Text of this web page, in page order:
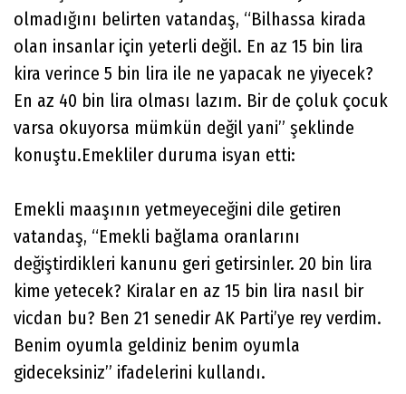
olmadığını belirten vatandaş, “Bilhassa kirada
olan insanlar için yeterli değil. En az 15 bin lira
kira verince 5 bin lira ile ne yapacak ne yiyecek?
En az 40 bin lira olması lazım. Bir de çoluk çocuk
varsa okuyorsa mümkün değil yani” şeklinde
konuştu.Emekliler duruma isyan etti:
Emekli maaşının yetmeyeceğini dile getiren
vatandaş, “Emekli bağlama oranlarını
değiştirdikleri kanunu geri getirsinler. 20 bin lira
kime yetecek? Kiralar en az 15 bin lira nasıl bir
vicdan bu? Ben 21 senedir AK Parti’ye rey verdim.
Benim oyumla geldiniz benim oyumla
gideceksiniz” ifadelerini kullandı.